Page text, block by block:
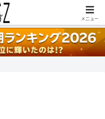
セトリ一覧はこちら
メニュー